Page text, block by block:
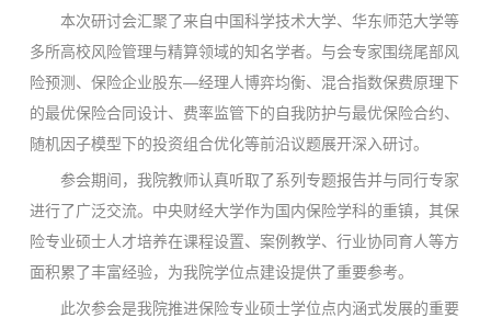
本次研讨会汇聚了来自中国科学技术大学、华东师范大学等
多所高校风险管理与精算领域的知名学者。与会专家围绕尾部风
险预测、保险企业股东—经理人博弈均衡、混合指数保费原理下
的最优保险合同设计、费率监管下的自我防护与最优保险合约、
随机因子模型下的投资组合优化等前沿议题展开深入研讨。
参会期间，我院教师认真听取了系列专题报告并与同行专家
进行了广泛交流。中央财经大学作为国内保险学科的重镇，其保
险专业硕士人才培养在课程设置、案例教学、行业协同育人等方
面积累了丰富经验，为我院学位点建设提供了重要参考。
此次参会是我院推进保险专业硕士学位点内涵式发展的重要